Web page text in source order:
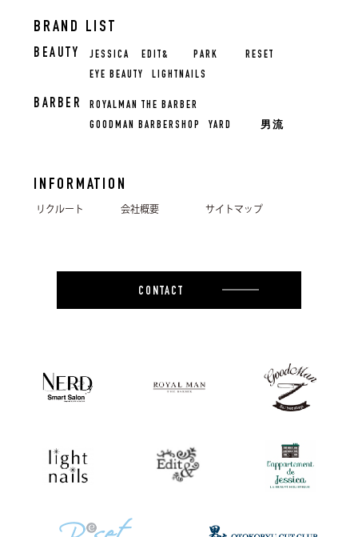
BRAND LIST
BEAUTY JESSICA EDIT& PARK
RESET
EYE BEAUTY
LIGHTNAILS
BARBER
ROYALMAN THE BARBER
GOODMAN BARBERSHOP
YARD 男流
INFORMATION
リクルート 会社概要 サイトマップ
CONTACT